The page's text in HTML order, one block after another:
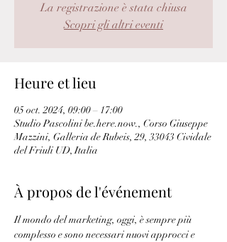
La registrazione è stata chiusa
Scopri gli altri eventi
Heure et lieu
05 oct. 2024, 09:00 – 17:00
Studio Pascolini be.here.now., Corso Giuseppe
Mazzini, Galleria de Rubeis, 29, 33043 Cividale
del Friuli UD, Italia
À propos de l'événement
Il mondo del marketing, oggi, è sempre più
complesso e sono necessari nuovi approcci e